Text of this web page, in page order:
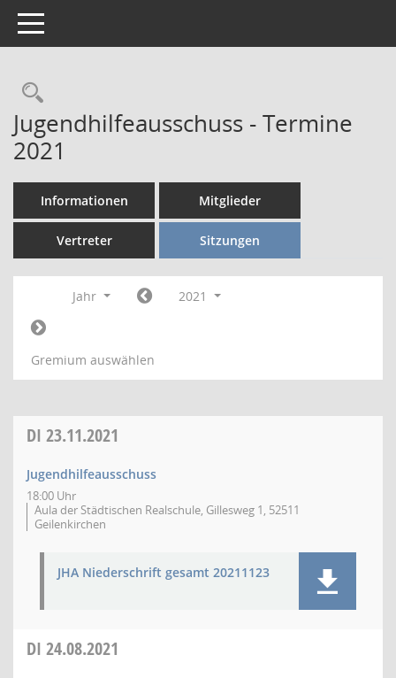
Toggle navigation
Rechercheauswahl
Jugendhilfeausschuss - Termine
2021
Informationen Mitglieder
Vertreter Sitzungen
Jahr 2021
Gremium auswählen
DI 23.11.2021
Jugendhilfeausschuss
18:00 Uhr
Aula der Städtischen Realschule, Gillesweg 1, 52511
Geilenkirchen
JHA Niederschrift gesamt 20211123
DI 24.08.2021